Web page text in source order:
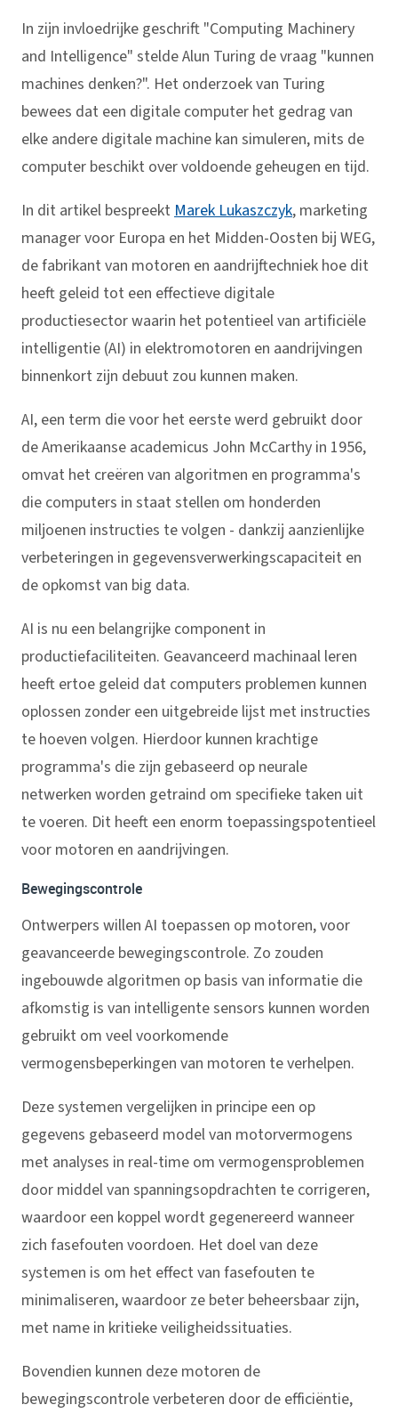
In zijn invloedrijke geschrift "Computing Machinery
and Intelligence" stelde Alun Turing de vraag "kunnen
machines denken?". Het onderzoek van Turing
bewees dat een digitale computer het gedrag van
elke andere digitale machine kan simuleren, mits de
computer beschikt over voldoende geheugen en tijd.
In dit artikel bespreekt Marek Lukaszczyk, marketing
manager voor Europa en het Midden-Oosten bij WEG,
de fabrikant van motoren en aandrijftechniek hoe dit
heeft geleid tot een effectieve digitale
productiesector waarin het potentieel van artificiële
intelligentie (AI) in elektromotoren en aandrijvingen
binnenkort zijn debuut zou kunnen maken.
AI, een term die voor het eerste werd gebruikt door
de Amerikaanse academicus John McCarthy in 1956,
omvat het creëren van algoritmen en programma's
die computers in staat stellen om honderden
miljoenen instructies te volgen - dankzij aanzienlijke
verbeteringen in gegevensverwerkingscapaciteit en
de opkomst van big data.
AI is nu een belangrijke component in
productiefaciliteiten. Geavanceerd machinaal leren
heeft ertoe geleid dat computers problemen kunnen
oplossen zonder een uitgebreide lijst met instructies
te hoeven volgen. Hierdoor kunnen krachtige
programma's die zijn gebaseerd op neurale
netwerken worden getraind om specifieke taken uit
te voeren. Dit heeft een enorm toepassingspotentieel
voor motoren en aandrijvingen.
Bewegingscontrole
Ontwerpers willen AI toepassen op motoren, voor
geavanceerde bewegingscontrole. Zo zouden
ingebouwde algoritmen op basis van informatie die
afkomstig is van intelligente sensors kunnen worden
gebruikt om veel voorkomende
vermogensbeperkingen van motoren te verhelpen.
Deze systemen vergelijken in principe een op
gegevens gebaseerd model van motorvermogens
met analyses in real-time om vermogensproblemen
door middel van spanningsopdrachten te corrigeren,
waardoor een koppel wordt gegenereerd wanneer
zich fasefouten voordoen. Het doel van deze
systemen is om het effect van fasefouten te
minimaliseren, waardoor ze beter beheersbaar zijn,
met name in kritieke veiligheidssituaties.
Bovendien kunnen deze motoren de
bewegingscontrole verbeteren door de efficiëntie,